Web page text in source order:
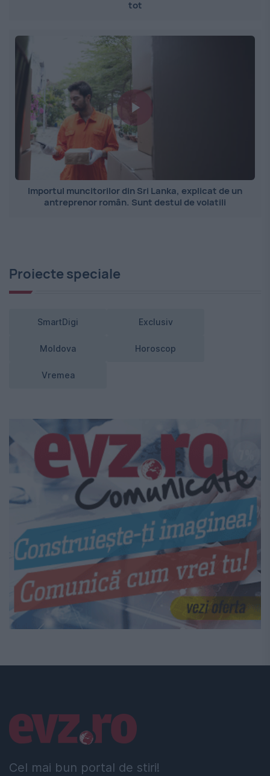
tot
Importul muncitorilor din Sri Lanka, explicat de un
antreprenor român. Sunt destul de volatili
Proiecte speciale
SmartDigi Exclusiv
Moldova Horoscop
Vremea
Cel mai bun portal de stiri!
Linkuri utile